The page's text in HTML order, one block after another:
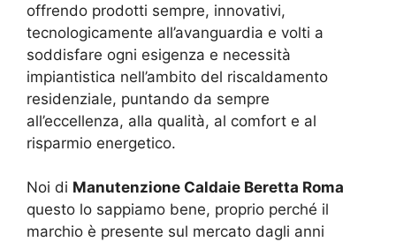
offrendo prodotti sempre, innovativi,
tecnologicamente all’avanguardia e volti a
soddisfare ogni esigenza e necessità
impiantistica nell’ambito del riscaldamento
residenziale, puntando da sempre
all’eccellenza, alla qualità, al comfort e al
risparmio energetico.
Noi di Manutenzione Caldaie Beretta Roma
questo lo sappiamo bene, proprio perché il
marchio è presente sul mercato dagli anni